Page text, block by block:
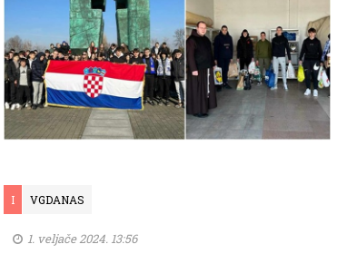
I VGDANAS
1. veljače 2024. 13:56